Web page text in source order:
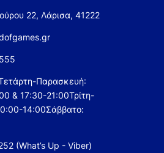
22, Λάρισα, 41222
Παρασκευή:
& 17:30-21:00Τρίτη-
14:00Σάββατο:
(What’s Up - Viber)